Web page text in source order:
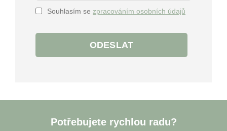
Souhlasím se zpracováním osobních údajů
ODESLAT
Potřebujete rychlou radu?